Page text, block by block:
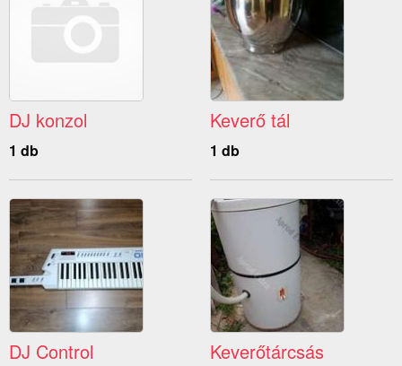
DJ konzol
1 db
Keverő tál
1 db
DJ Control Keverőtárcsás